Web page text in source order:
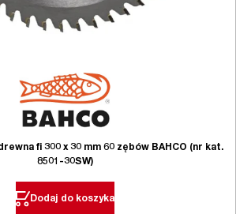
fi 300 x 30 mm 60 zębów BAHCO (nr kat.
8501-30SW)
Dodaj do koszyka